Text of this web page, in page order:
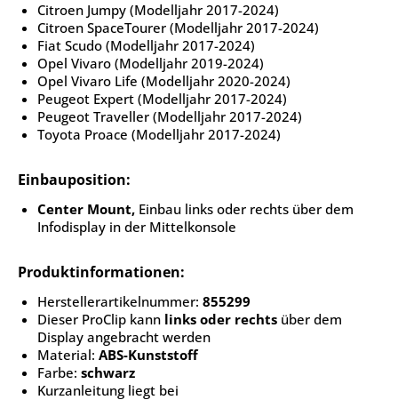
Citroen Jumpy (Modelljahr 2017-2024)
Citroen SpaceTourer (Modelljahr 2017-2024)
Fiat Scudo (Modelljahr 2017-2024)
Opel Vivaro (Modelljahr 2019-2024)
Opel Vivaro Life (Modelljahr 2020-2024)
Peugeot Expert (Modelljahr 2017-2024)
Peugeot Traveller (Modelljahr 2017-2024)
Toyota Proace (Modelljahr 2017-2024)
Einbauposition:
Center Mount, Einbau links oder rechts über dem
Infodisplay in der Mittelkonsole
Produktinformationen:
Herstellerartikelnummer: 855299
Dieser ProClip kann links oder rechts über dem
Display angebracht werden
Material: ABS-Kunststoff
Farbe: schwarz
Kurzanleitung liegt bei